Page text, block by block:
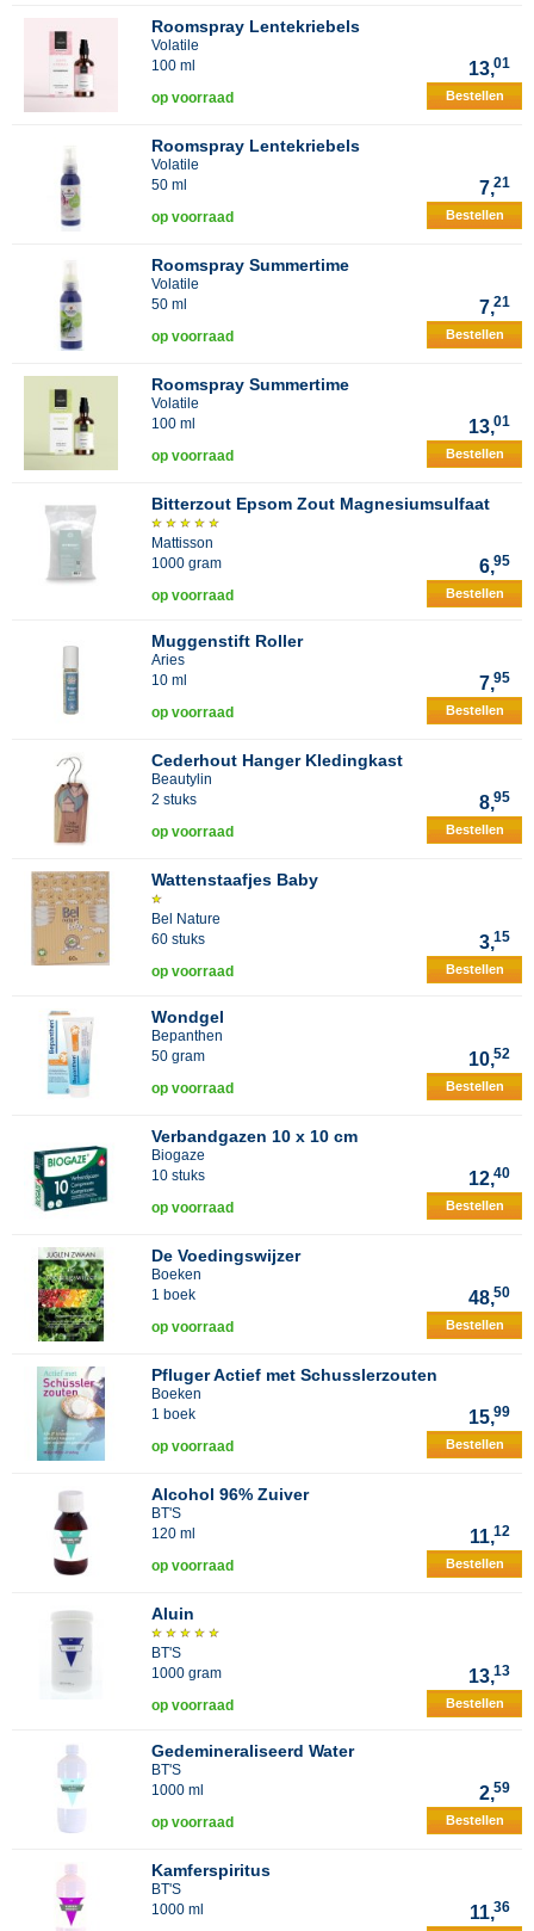
Roomspray Lentekriebels
Volatile
100 ml
13,01
op voorraad Bestellen
Roomspray Lentekriebels
Volatile
50 ml
7,21
op voorraad Bestellen
Roomspray Summertime
Volatile
50 ml
7,21
op voorraad Bestellen
Roomspray Summertime
Volatile
100 ml
13,01
op voorraad Bestellen
Bitterzout Epsom Zout Magnesiumsulfaat
Mattisson
1000 gram
6,95
op voorraad Bestellen
Muggenstift Roller
Aries
10 ml
7,95
op voorraad Bestellen
Cederhout Hanger Kledingkast
Beautylin
2 stuks
8,95
op voorraad Bestellen
Wattenstaafjes Baby
Bel Nature
60 stuks
3,15
op voorraad Bestellen
Wondgel
Bepanthen
50 gram
10,52
op voorraad Bestellen
Verbandgazen 10 x 10 cm
Biogaze
10 stuks
12,40
op voorraad Bestellen
De Voedingswijzer
Boeken
1 boek
48,50
op voorraad Bestellen
Pfluger Actief met Schusslerzouten
Boeken
1 boek
15,99
op voorraad Bestellen
Alcohol 96% Zuiver
BT'S
120 ml
11,12
op voorraad Bestellen
Aluin
BT'S
1000 gram
13,13
op voorraad Bestellen
Gedemineraliseerd Water
BT'S
1000 ml
2,59
op voorraad Bestellen
Kamferspiritus
BT'S
1000 ml
11,36